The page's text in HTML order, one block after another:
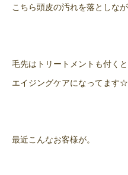
こちら頭皮の汚れを落としな
毛先はトリートメントも付くと
エイジングケアになってます☆
最近こんなお客様が。